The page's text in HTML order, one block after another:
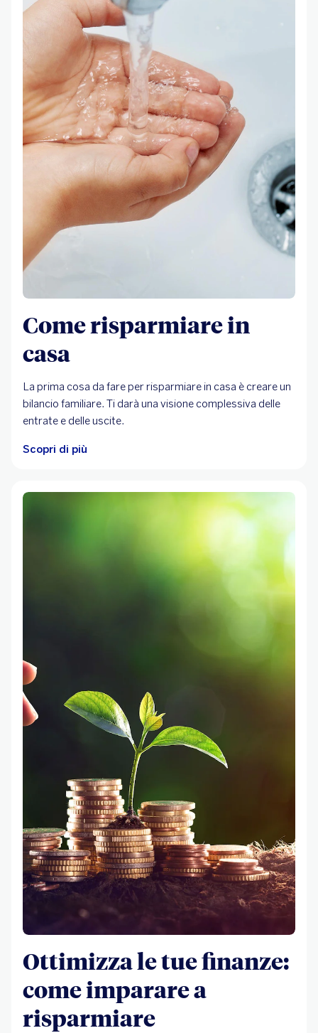
Come risparmiare in
casa
La prima cosa da fare per risparmiare in casa è creare un
bilancio familiare. Ti darà una visione complessiva delle
entrate e delle uscite.
Scopri di più
Ottimizza le tue finanze:
come imparare a
risparmiare